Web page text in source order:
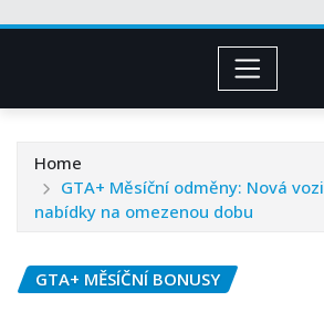
Home
GTA+ Měsíční odměny: Nová
nabídky na omezenou dobu
GTA+ MĚSÍČNÍ BONUSY